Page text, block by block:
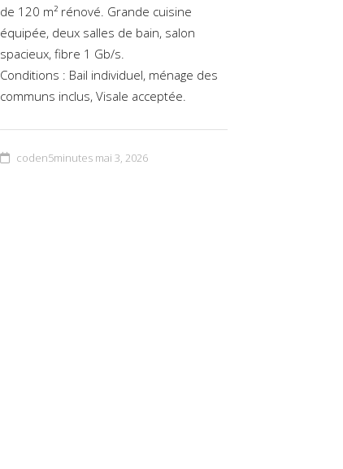
de 120 m² rénové. Grande cuisine
équipée, deux salles de bain, salon
spacieux, fibre 1 Gb/s.
Conditions : Bail individuel, ménage des
communs inclus, Visale acceptée.
coden5minutes mai 3, 2026